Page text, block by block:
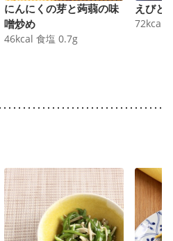
にんにくの芽と蒟蒻の味
噌炒め
46kcal 食塩 0.7g
えびと
72kcal